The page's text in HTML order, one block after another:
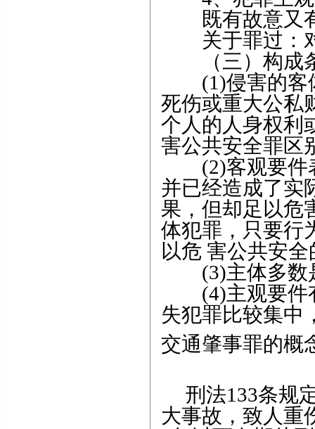
既有故意又
关于罪过：对
（三）构成
(1)侵害的客体
死伤或重大公私
个人的人身权利
害公共安全罪区
(2)客观要件表
并已经造成了实
果，但却足以危
体犯罪，只要行
以危 害公共安
(3)主体多数是
(4)主观要件有
失犯罪比较集中
交通肇事罪的概
刑法133条规
大事故，致人重